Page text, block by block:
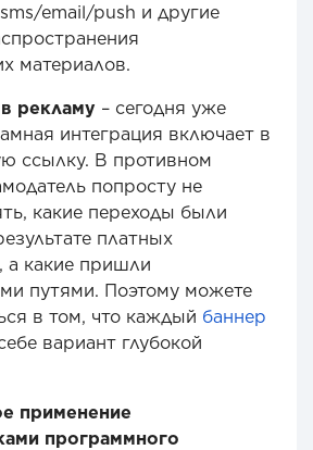
email/push и другие
материалов.
рекламу – сегодня уже
интеграция включает в
ссылку. В противном
попросту не
какие переходы были
платных
а какие пришли
путями. Поэтому можете
в том, что каждый баннер
вариант глубокой
применение
программного